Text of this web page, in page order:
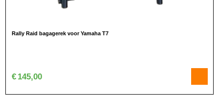
Rally Raid bagagerek voor Yamaha T7
€ 145,00